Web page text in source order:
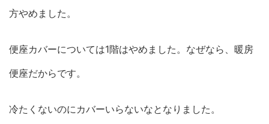
方やめました。
便座カバーについては1階はやめました。なぜなら、暖房
便座だからです。
冷たくないのにカバーいらないなとなりました。